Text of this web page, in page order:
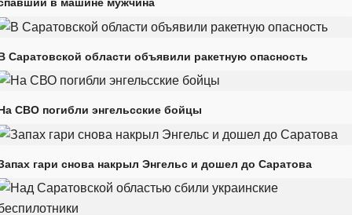
Саратовской области объявили ракетную опасность
СВО погибли энгельсские бойцы
гари снова накрыл Энгельс и дошел до Саратова